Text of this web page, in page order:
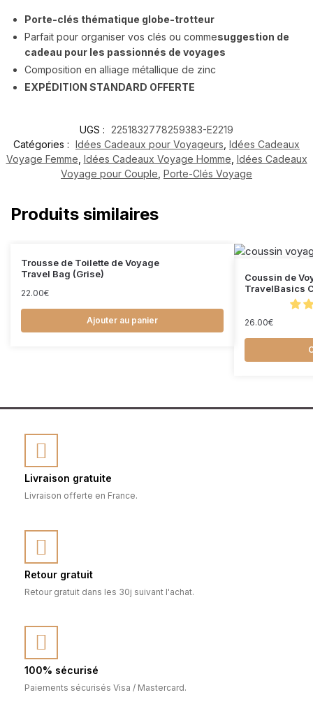
Porte-clés thématique globe-trotteur
Parfait pour organiser vos clés ou commesuggestion de
cadeau pour les passionnés de voyages
Composition en alliage métallique de zinc
EXPÉDITION STANDARD OFFERTE
UGS : 2251832778259383-E2219
Catégories : Idées Cadeaux pour Voyageurs, Idées Cadeaux
Voyage Femme, Idées Cadeaux Voyage Homme, Idées Cadeaux
Voyage pour Couple, Porte-Clés Voyage
Produits similaires
Trousse de Toilette de Voyage
Travel Bag (Grise)
22.00€
Ajouter au panier
Coussin de
TravelBasics
26.00€
Livraison gratuite
Livraison offerte en France.
Retour gratuit
Retour gratuit dans les 30j suivant l'achat.
100% sécurisé
Paiements sécurisés Visa / Mastercard.